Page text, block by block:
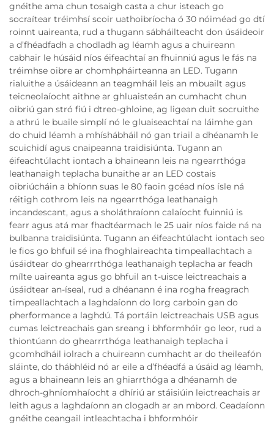
gnéithe ama chun tosaigh casta a chur isteach go
socraítear tréimhsí scoir uathoibríocha ó 30 nóiméad go dtí
roinnt uaireanta, rud a thugann sábháilteacht don úsáideoir
a d’fhéadfadh a chodladh ag léamh agus a chuireann
cabhair le húsáid níos éifeachtaí an fhuinniú agus le fás na
tréimhse oibre ar chomhpháirteanna an LED. Tugann
rialuithe a úsáideann an teagmháil leis an mbuailt agus
teicneolaíocht aithne ar ghluaisteán an cumhacht chun
oibriú gan stró fiú i dtreo-ghloine, ag ligean duit socruithe
a athrú le buaile simplí nó le gluaiseachtaí na láimhe gan
do chuid léamh a mhíshábháil nó gan triail a dhéanamh le
scuichidí agus cnaipeanna traidisiúnta. Tugann an
éifeachtúlacht iontach a bhaineann leis na ngearrthóga
leathanaigh teplacha bunaithe ar an LED costais
oibriúcháin a bhíonn suas le 80 faoin gcéad níos ísle ná
réitigh cothrom leis na ngearrthóga leathanaigh
incandescant, agus a sholáthraíonn calaíocht fuinniú is
fearr agus atá mar fhadtéarmach le 25 uair níos faide ná na
bulbanna traidisiúnta. Tugann an éifeachtúlacht iontach seo
le fios go bhfuil sé ina fhoghlaireachta timpeallachtach a
úsáidtear do ghearrrthóga leathanaigh teplacha ar feadh
mílte uaireanta agus go bhfuil an t-uisce leictreachais a
úsáidtear an-íseal, rud a dhéanann é ina rogha freagrach
timpeallachtach a laghdaíonn do lorg carboin gan do
pherformance a laghdú. Tá portáin leictreachais USB agus
cumas leictreachais gan sreang i bhformhóir go leor, rud a
thiontúann do ghearrrthóga leathanaigh teplacha i
gcomhdháil iolrach a chuireann cumhacht ar do theileafón
sláinte, do thábhléid nó ar eile a d’fhéadfá a úsáid ag léamh,
agus a bhaineann leis an ghiarrthóga a dhéanamh de
dhroch-ghníomhaíocht a dhíriú ar stáisiúin leictreachais ar
leith agus a laghdaíonn an clogadh ar an mbord. Ceadaíonn
gnéithe ceangail intleachtacha i bhformhóir